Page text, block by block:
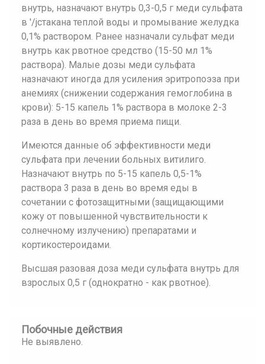
внутрь, назначают внутрь 0,3-0,5 г меди сульфата
в '/jстакана теплой воды и промывание желудка
0,1% раствором. Ранее назначали сульфат меди
внутрь как рвотное средство (15-50 мл 1%
раствора). Малые дозы меди сульфата
назначают иногда для усиления эритропоэза при
анемиях (снижении содержания гемоглобина в
крови): 5-15 капель 1% раствора в молоке 2-3
раза в день во время приема пищи.
Имеются данные об эффективности меди
сульфата при лечении больных витилиго.
Назначают внутрь по 5-15 капель 0,5-1%
раствора 3 раза в день во время еды в
сочетании с фотозащитными (защищающими
кожу от повышенной чувствительности к
солнечному излучению) препаратами и
кортикостероидами.
Высшая разовая доза меди сульфата внутрь для
взрослых 0,5 г (однократно - как рвотное).
Побочные действия
Не выявлено.